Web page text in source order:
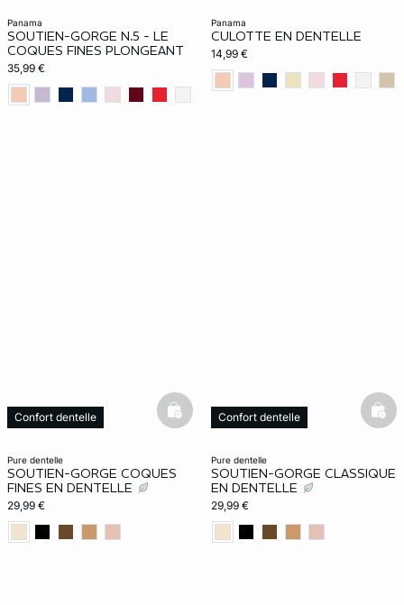
panama
SOUTIEN-GORGE N.5 - LE
COQUES FINES PLONGEANT
35,99 €
panama
CULOTTE EN DENTELLE
14,99 €
pure dentelle
SOUTIEN-GORGE COQUES
FINES EN DENTELLE
29,99 €
Confort dentelle basketfull
pure dentelle
SOUTIEN-GORGE CLASSIQUE
EN DENTELLE
29,99 €
Confort dentelle